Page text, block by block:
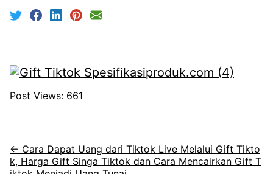
Post Views: 661
← Cara Dapat Uang dari Tiktok Live Melalui Gift Tikto
k, Harga Gift Singa Tiktok dan Cara Mencairkan Gift T